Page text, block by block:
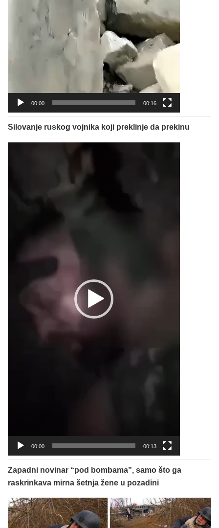
00:00 00:16
Silovanje ruskog vojnika koji preklinje da prekinu
00:00 00:13
Zapadni novinar “pod bombama”, samo što ga
raskrinkava mirna šetnja žene u pozadini